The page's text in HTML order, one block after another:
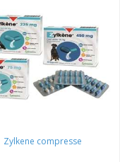
Zylkene compresse